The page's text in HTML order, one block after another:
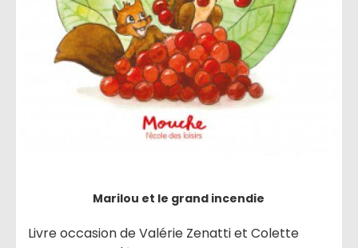
Marilou et le grand incendie
Livre occasion de Valérie Zenatti et Colette